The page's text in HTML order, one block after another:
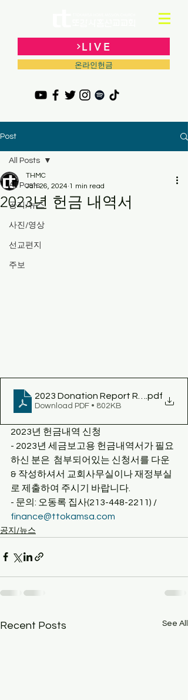
LIVE
온라인헌금
Post
All Posts
공지/뉴스
사진/영상
선교편지
주보
All Posts
2023년 헌금 내역서
THMC
Jan 26, 2024 1 min read
2023 Donation Report Request
.pdf
Download PDF • 802KB
2023년 헌금내역 신청
- 2023년 세금보고용 헌금내역서가 필요
하신 분은  첨부되어있는 신청서를 다운
& 작성하셔서 교회사무실이나 재정부실
로 제출하여 주시기 바랍니다.
- 문의: 오동록 집사(213-448-2211) /
finance@ttokamsa.com
공지/뉴스
Recent Posts See All